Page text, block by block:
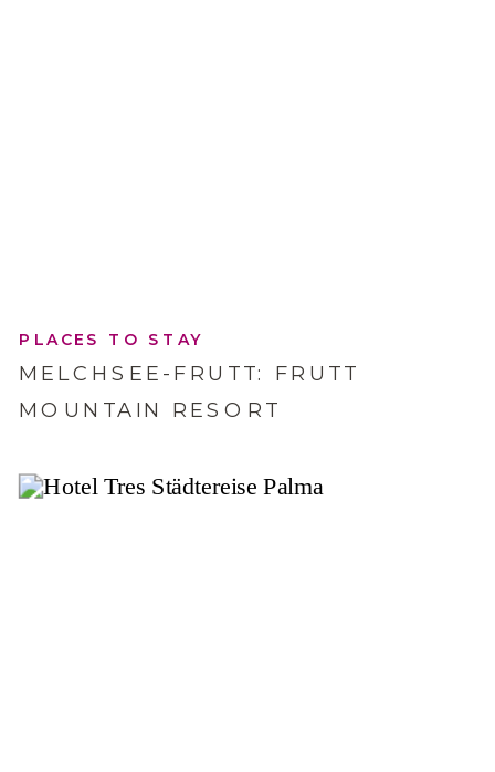
PLACES TO STAY
MELCHSEE-FRUTT: FRUTT
MOUNTAIN RESORT